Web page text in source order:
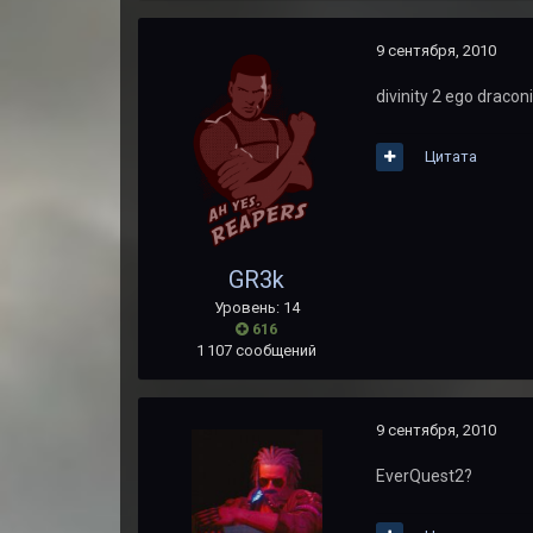
GR3k
Уровень: 14
616
1 107 сообщений
9 сентября, 2010
divinity 2 ego
Цитата
9 сентября, 2010
EverQuest2?